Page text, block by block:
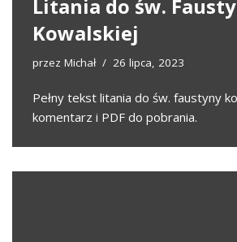
Litania do św.
Kowalskiej
przez Michał 26 lipca, 2023
Pełny tekst litania do św. faustyny
komentarz i PDF do pobrania.